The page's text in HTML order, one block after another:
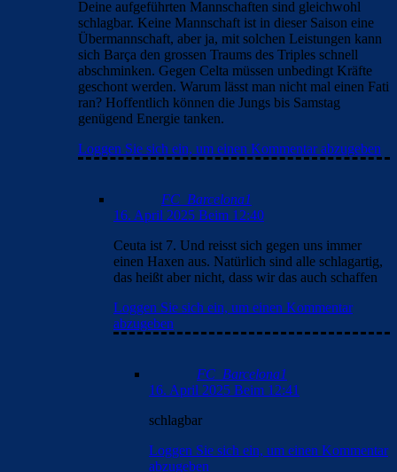
Deine aufgeführten Mannschaften sind gleichwohl
schlagbar. Keine Mannschaft ist in dieser Saison eine
Übermannschaft, aber ja, mit solchen Leistungen kann
sich Barça den grossen Traums des Triples schnell
abschminken. Gegen Celta müssen unbedingt Kräfte
geschont werden. Warum lässt man nicht mal einen Fati
ran? Hoffentlich können die Jungs bis Samstag
genügend Energie tanken.
Loggen Sie sich ein, um einen Kommentar abzugeben
FC_Barcelona1
16. April 2025 Beim 12:40
Ceuta ist 7. Und reisst sich gegen uns immer
einen Haxen aus. Natürlich sind alle schlagartig,
das heißt aber nicht, dass wir das auch schaffen
Loggen Sie sich ein, um einen Kommentar
abzugeben
FC_Barcelona1
16. April 2025 Beim 12:41
schlagbar
Loggen Sie sich ein, um einen Kommentar
abzugeben